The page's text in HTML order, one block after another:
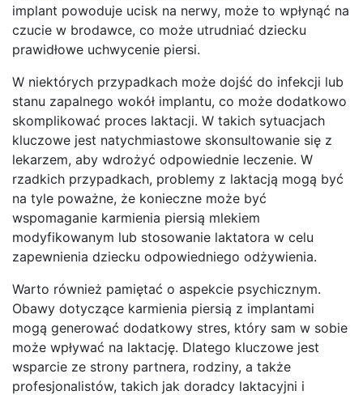
implant powoduje ucisk na nerwy, może to wpłynąć na
czucie w brodawce, co może utrudniać dziecku
prawidłowe uchwycenie piersi.
W niektórych przypadkach może dojść do infekcji lub
stanu zapalnego wokół implantu, co może dodatkowo
skomplikować proces laktacji. W takich sytuacjach
kluczowe jest natychmiastowe skonsultowanie się z
lekarzem, aby wdrożyć odpowiednie leczenie. W
rzadkich przypadkach, problemy z laktacją mogą być
na tyle poważne, że konieczne może być
wspomaganie karmienia piersią mlekiem
modyfikowanym lub stosowanie laktatora w celu
zapewnienia dziecku odpowiedniego odżywienia.
Warto również pamiętać o aspekcie psychicznym.
Obawy dotyczące karmienia piersią z implantami
mogą generować dodatkowy stres, który sam w sobie
może wpływać na laktację. Dlatego kluczowe jest
wsparcie ze strony partnera, rodziny, a także
profesjonalistów, takich jak doradcy laktacyjni i